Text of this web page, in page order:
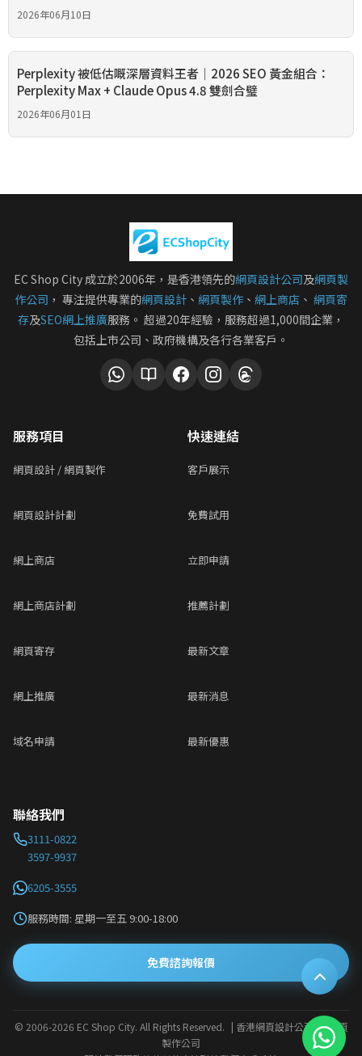
2026年06月10日
Perplexity 被低估嘅深層資料王者｜2026 SEO 黃金組合：
Perplexity Max + Claude Opus 4.8 雙劍合璧
2026年06月01日
EC Shop City 成立於2006年，是香港領先的網頁設計公司及網頁製
作公司 ， 專注提供專業的網頁設計 、 網頁製作 、 網上商店 、 網頁寄
存及SEO網上推廣服務。 超過20年經驗，服務超過1,000間企業，
包括上市公司、政府機構及各行各業客戶。
服務項目
網頁設計 / 網頁製作
網頁設計計劃
網上商店
網上商店計劃
網頁寄存
網上推廣
域名申請
快速連結
客戶展示
免費試用
立即申請
推薦計劃
最新文章
最新消息
最新優惠
聯絡我們
3111-0822
3597-9937
6205-3555
服務時間: 星期一至五 9:00-18:00
免費諮詢報價
© 2006-2026 EC Shop City. All Rights Reserved. | 香港網頁設計公司 · 網頁
製作公司